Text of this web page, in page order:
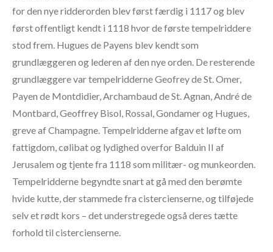
for den nye ridderorden blev først færdig i 1117 og blev
først offentligt kendt i 1118 hvor de første tempelriddere
stod frem. Hugues de Payens blev kendt som
grundlæggeren og lederen af den nye orden. De resterende
grundlæggere var tempelridderne Geofrey de St. Omer,
Payen de Montdidier, Archambaud de St. Agnan, André de
Montbard, Geoffrey Bisol, Rossal, Gondamer og Hugues,
greve af Champagne. Tempelridderne afgav et løfte om
fattigdom, cølibat og lydighed overfor Balduin II af
Jerusalem og tjente fra 1118 som militær- og munkeorden.
Tempelridderne begyndte snart at gå med den berømte
hvide kutte, der stammede fra cistercienserne, og tilføjede
selv et rødt kors – det understregede også deres tætte
forhold til cistercienserne.